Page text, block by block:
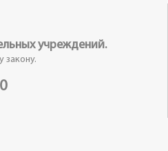
учреждений.
закону.